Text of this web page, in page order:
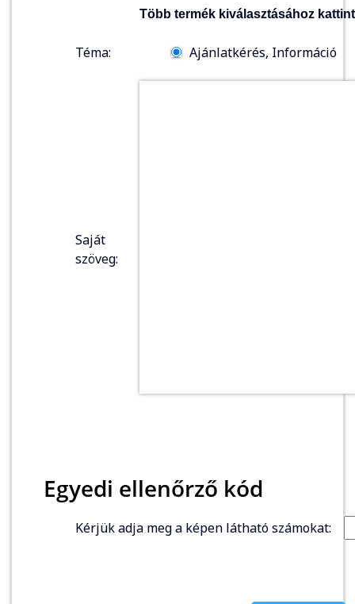
Több termék kiválasztásához
Téma: Ajánlatkérés, Információ
Saját
szöveg:
Egyedi ellenőrző kód
Kérjük adja meg a képen látható számokat: